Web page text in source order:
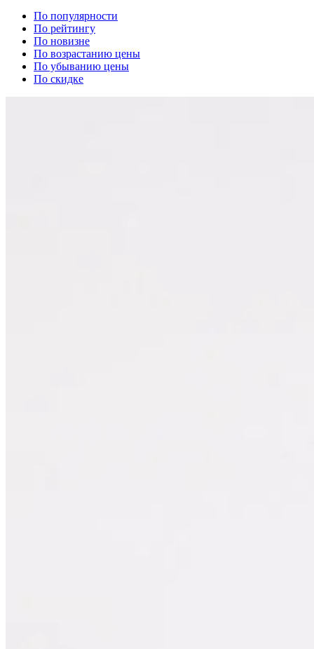
По популярности
По рейтингу
По новизне
По возрастанию цены
По убыванию цены
По скидке